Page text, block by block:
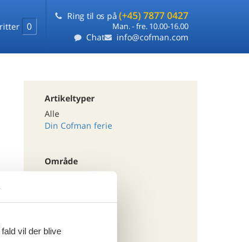
0
Ring til os på (+45) 7877 0427
Man. - fre. 10.00-16.00
Chat info@cofman.com
Artikeltyper
Alle
Din Cofman ferie
Område
Wien
Tema
vil der blive